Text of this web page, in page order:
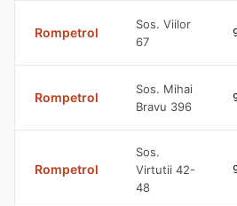
Rompetrol
Sos. Viilor
67
Rompetrol
Sos. Mihai
Bravu 396
Rompetrol
Sos.
Virtutii 42-
48